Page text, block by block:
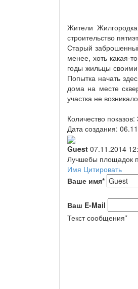
Жители
строительство
Старый
менее, хоть какая-
годы жильцы
Попытка начать
дома на месте
участка не
Количество показов:
Дата создания:
Guest 07.11.2014
Лучшебы площадок
Имя Цитировать
Ваше имя*
Ваш E-Mail
Текст сообщения*